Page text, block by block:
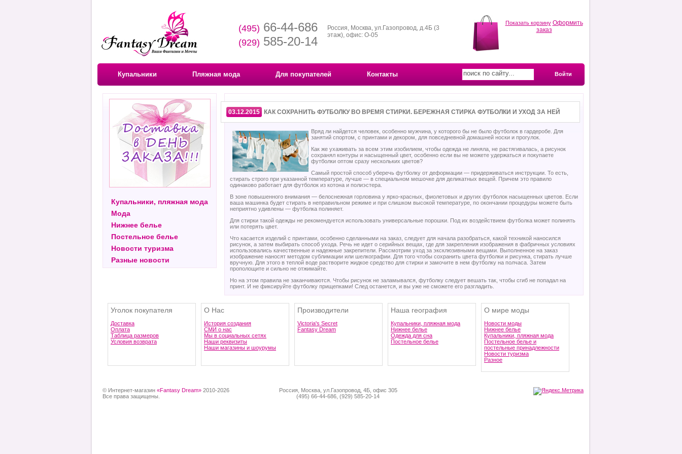
(495) 66-44-686
(929) 585-20-14
Россия, Москва, ул.Газопровод, д.4Б (3
этаж), офис: О-05
Показать корзину Оформить
заказ
Купальники Пляжная мода Для покупателей Контакты Войти
Купальники, пляжная мода
Мода
Нижнее белье
Постельное белье
Новости туризма
Разные новости
03.12.2015 КАК СОХРАНИТЬ ФУТБОЛКУ ВО ВРЕМЯ СТИРКИ. БЕРЕЖНАЯ СТИРКА ФУТБОЛКИ И УХОД ЗА НЕЙ
Вряд ли найдется человек, особенно мужчина, у которого бы не было футболок в гардеробе. Для
занятий спортом, с принтами и декором, для повседневной домашней носки и прогулок.
Как же ухаживать за всем этим изобилием, чтобы одежда не линяла, не растягивалась, а рисунок
сохранял контуры и насыщенный цвет, особенно если вы не можете удержаться и покупаете
футболки оптом сразу нескольких цветов?
Самый простой способ уберечь футболку от деформации — придерживаться инструкции. То есть,
стирать строго при указанной температуре, лучше — в специальном мешочке для деликатных вещей. Причем это правило
одинаково работает для футболок из котона и полиэстера.
В зоне повышенного внимания — белоснежная горловина у ярко-красных, фиолетовых и других футболок насыщенных цветов. Если
ваша машинка будет стирать в неправильном режиме и при слишком высокой температуре, по окончании процедуры можете быть
неприятно удивлены — футболка полиняет.
Для стирки такой одежды не рекомендуется использовать универсальные порошки. Под их воздействием футболка может полинять
или потерять цвет.
Что касается изделий с принтами, особенно сделанными на заказ, следует для начала разобраться, какой техникой наносился
рисунок, а затем выбирать способ ухода. Речь не идет о серийных вещах, где для закрепления изображения в фабричных условиях
использовались качественные и надежные закрепители. Рассмотрим уход за эксклюзивными вещами. Выполненное на заказ
изображение наносят методом сублимации или шелкографии. Для того чтобы сохранить цвета футболки и рисунка, стирать лучше
вручную. Для этого в теплой воде растворите жидкое средство для стирки и замочите в нем футболку на полчаса. Затем
прополощите и сильно не отжимайте.
Но на этом правила не заканчиваются. Чтобы рисунок не заламывался, футболку следует вешать так, чтобы сгиб не попадал на
принт. И не фиксируйте футболку прищепками! След останется, и вы уже не сможете его разгладить.
Уголок покупателя
Доставка
Оплата
Таблица размеров
Условия возврата
О Нас
История создания
СМИ о нас
Мы в социальных сетях
Наши реквизиты
Наши магазины и шоурумы
Производители
Victoria's Secret
Fantasy Dream
Наша география
Купальники, пляжная мода
Нижнее белье
Одежда для сна
Постельное белье
О мире моды
Новости моды
Нижнее белье
Купальники, пляжная мода
Постельное белье и
постельные принадлежности
Новости туризма
Разное
© Интернет-магазин «Fantasy Dream» 2010-2026
Все права защищены.
Россия, Москва, ул.Газопровод, 4Б, офис 305
(495) 66-44-686, (929) 585-20-14